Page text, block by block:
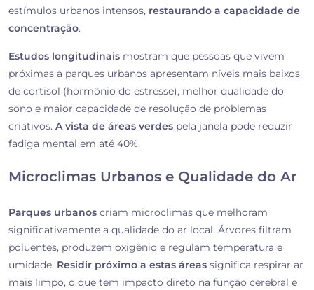
estímulos urbanos intensos, restaurando a capacidade de
concentração.
Estudos longitudinais mostram que pessoas que vivem
próximas a parques urbanos apresentam níveis mais baixos
de cortisol (hormônio do estresse), melhor qualidade do
sono e maior capacidade de resolução de problemas
criativos. A vista de áreas verdes pela janela pode reduzir
fadiga mental em até 40%.
Microclimas Urbanos e Qualidade do Ar
Parques urbanos criam microclimas que melhoram
significativamente a qualidade do ar local. Árvores filtram
poluentes, produzem oxigênio e regulam temperatura e
umidade. Residir próximo a estas áreas significa respirar ar
mais limpo, o que tem impacto direto na função cerebral e